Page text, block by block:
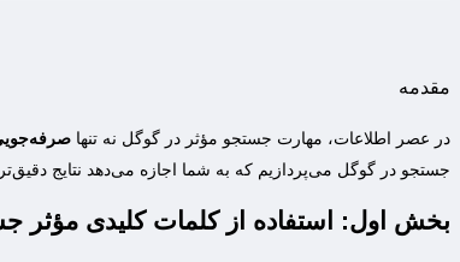
مقدمه
در عصر اطلاعات، مهارت جستجو مؤثر در گوگل نه تنها
جستجو در گوگل می‌پردازیم که به شما اجازه می‌دهد نتایج
بخش اول: استفاده از کلمات کلیدی مؤثر